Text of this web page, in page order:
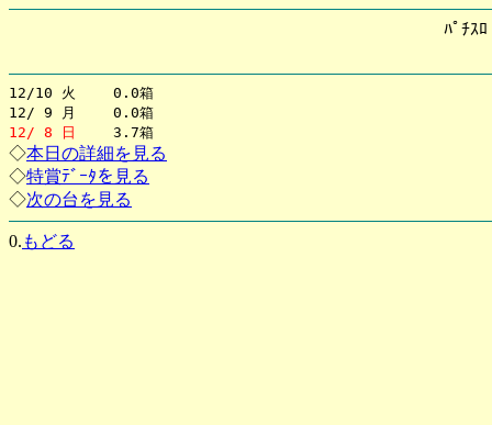
ﾊﾟﾁｽ
12/10 火 0.0箱
12/ 9 月 0.0箱
12/ 8 日
3.7箱
◇本日の詳細を見る
◇特賞ﾃﾞｰﾀを見る
◇次の台を見る
0. もどる